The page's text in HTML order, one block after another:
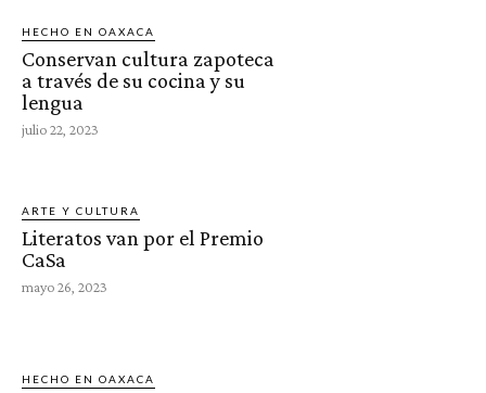
HECHO EN OAXACA
Conservan cultura zapoteca
a través de su cocina y su
lengua
julio 22, 2023
ARTE Y CULTURA
Literatos van por el Premio
CaSa
mayo 26, 2023
HECHO EN OAXACA